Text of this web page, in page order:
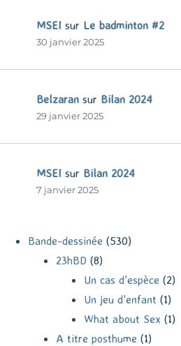
MSEI sur Le badminton #2
30 janvier 2025
Belzaran sur Bilan 2024
29 janvier 2025
MSEI sur Bilan 2024
7 janvier 2025
Bande-dessinée (530)
23hBD (8)
Un cas d'espèce (2)
Un jeu d'enfant (1)
What about Sex (1)
A titre posthume (1)